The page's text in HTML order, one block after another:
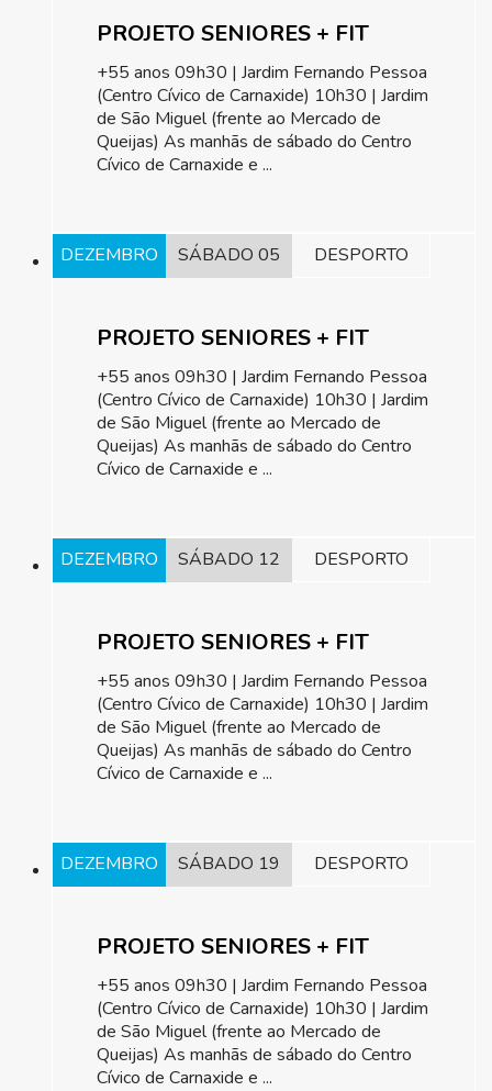
PROJETO SENIORES + FIT
+55 anos 09h30 | Jardim Fernando Pessoa
(Centro Cívico de Carnaxide) 10h30 | Jardim
de São Miguel (frente ao Mercado de
Queijas) As manhãs de sábado do Centro
Cívico de Carnaxide e ...
DEZEMBRO SÁBADO 05 DESPORTO
PROJETO SENIORES + FIT
+55 anos 09h30 | Jardim Fernando Pessoa
(Centro Cívico de Carnaxide) 10h30 | Jardim
de São Miguel (frente ao Mercado de
Queijas) As manhãs de sábado do Centro
Cívico de Carnaxide e ...
DEZEMBRO SÁBADO 12 DESPORTO
PROJETO SENIORES + FIT
+55 anos 09h30 | Jardim Fernando Pessoa
(Centro Cívico de Carnaxide) 10h30 | Jardim
de São Miguel (frente ao Mercado de
Queijas) As manhãs de sábado do Centro
Cívico de Carnaxide e ...
DEZEMBRO SÁBADO 19 DESPORTO
PROJETO SENIORES + FIT
+55 anos 09h30 | Jardim Fernando Pessoa
(Centro Cívico de Carnaxide) 10h30 | Jardim
de São Miguel (frente ao Mercado de
Queijas) As manhãs de sábado do Centro
Cívico de Carnaxide e ...